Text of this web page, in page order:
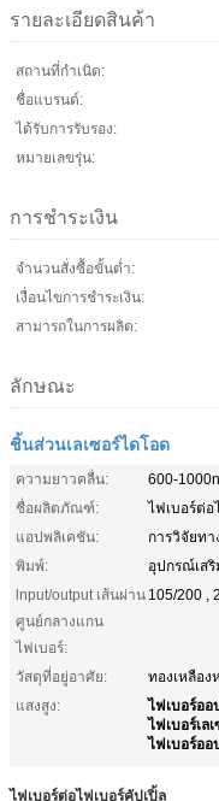
รายละเอียดสินค้า
สถานที่กำเนิด:
ชื่อแบรนด์:
ได้รับการรับรอง:
หมายเลขรุ่น:
การชำระเงิน
จำนวนสั่งซื้อขั้นต่ำ:
เงื่อนไขการชำระเงิน:
สามารถในการผลิต:
ลักษณะ
ชิ้นส่วนเลเซอร์ไดโอด
ความยาวคลื่น:
600-
ชื่อผลิตภัณฑ์:
ไฟเบอร์ต่อ
แอปพลิเคชัน:
การวิจัยทา
พิมพ์:
อุปกรณ์เสริ
lnput/output เส้นผ่าน
ศูนย์กลางแกน
ไฟเบอร์:
105/200 ,
วัสดุที่อยู่อาศัย:
ทองเหลือ
แสงสูง:
ไฟเบอร์อ
ไฟเบอร์เล
ไฟเบอร์อ
ไฟเบอร์ต่อไฟเบอร์คัปเปิ้ล